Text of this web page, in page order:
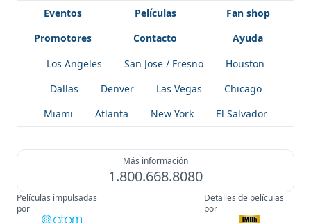
Eventos Películas
Fan shop
Promotores
Contacto
Ayuda
Los Angeles
San Jose / Fresno
Houston
Dallas
Denver Las Vegas
Chicago
Miami
Atlanta New York El Salvador
Más información
1.800.668.8080
Películas impulsadas
por
Detalles de películas
por